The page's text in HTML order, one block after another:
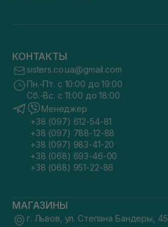
КОНТАКТЫ
sisters.co.ua@gmail.com
Пн.-Пт. с 10:00 до 19:00
Сб.-Вс. с 11:00 до 18:00
Менеджер
+38 (097) 612-54-81
+38 (097) 788-12-88
+38 (097) 983-41-20
+38 (068) 693-46-00
+38 (068) 951-22-86
МАГАЗИНЫ
г. Львов, ул. Степана Бандеры, 45